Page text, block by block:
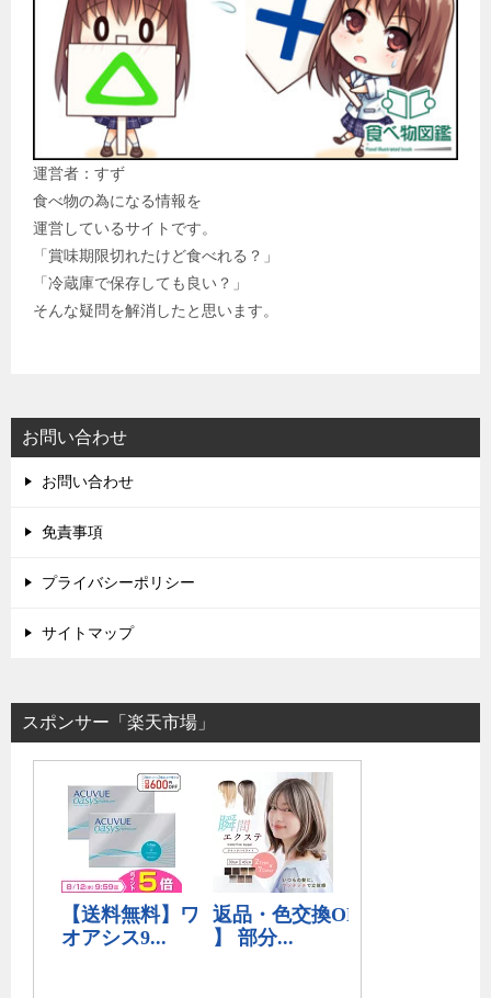
運営者：すず
食べ物の為になる情報を
運営しているサイトです。
「賞味期限切れたけど食べれる？」
「冷蔵庫で保存しても良い？」
そんな疑問を解消したと思います。
お問い合わせ
お問い合わせ
免責事項
プライバシーポリシー
サイトマップ
スポンサー「楽天市場」